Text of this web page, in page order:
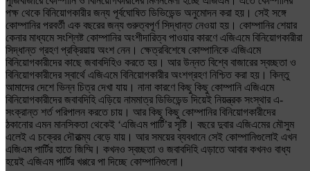
পক্ষ থেকে বিনিয়োগকারীর জন্য পূর্বঘোষিত ডিভিডেন্ড অনুমোদন করা হয়। সেই সঙ্গে
কোম্পানির পরবর্তী এক বছরের জন্য গুরুত্বপূর্ণ সিদ্ধান্ত নেওয়া হয়। কোম্পানির শেয়ার
কেনার মাধ্যমে সংশ্লিষ্ট কোম্পানির অংশীদারিত্ব পাওয়ার কারণে এজিএমে বিনিয়োগকারীরা
সিদ্ধান্ত গ্রহণ প্রক্রিয়ায় অংশ নেন। ক্ষেত্রবিশেষে কোম্পানিকে এজিএমে
বিনিয়োগকারীদের কাছে জবাবদিহিও করতে হয়। আর উন্নত বিশ্বে বাজারের স্বচ্ছতা ও
বিনিয়োগকারীদের স্বার্থে এজিএমে বিনিয়োগকারীর অংশগ্রহণ নিশ্চিত করা হয়। কিন্তু
আমাদের দেশে ভিন্ন চিত্র দেখা যায়। নানা কারণে কিছু কিছু কোম্পানি এজিএমে
বিনিয়োগকারীদের জবাবদিহি এড়িয়ে নামমাত্র ডিভিডেন্ড দিয়েই নিয়ন্ত্রক সংস্থার এ-
সংক্রান্ত শর্ত পরিপালন করতে চায়। আর কিছু কিছু কোম্পানির বিনিয়োগকারীদের
ঠকানোর এমন মানসিকতা থেকেই ‘এজিএম পার্টি’র সৃষ্টি। বছরে দুবার এজিএমের মৌসুম
এলেই এ চক্রের দৌরাত্ম্য বেড়ে যায়। আর সময়ের ব্যবধানে সেই কোম্পানিগুলোই এখন
এজিএম পার্টির হাতে জিম্মি। কখনও স্বচ্ছতা ও জবাবদিহি এড়াতে আবার কখনও বাধ্য
হয়েই এজিএম পার্টির খপ্পরে পা দিচ্ছে কোম্পানিগুলো।